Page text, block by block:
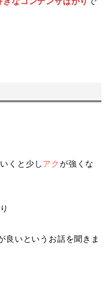
くと少しアク が強くな
良いというお話を聞きま